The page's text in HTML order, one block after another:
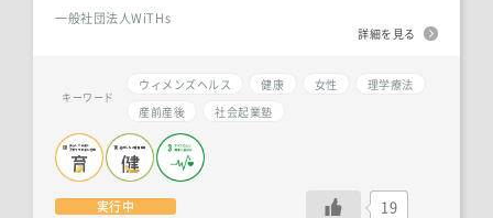
一般社団法人WiTHs
詳細を見る
キーワード
ウィメンズヘルス 健康 女性
理学療法
産前産後
社会起業塾
実行中 19